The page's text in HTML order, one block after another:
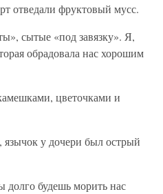
отведали фруктовый мусс.
сытые «под завязку». Я,
обрадовала нас хорошим
цветочками и
у дочери был острый
долго будешь морить нас